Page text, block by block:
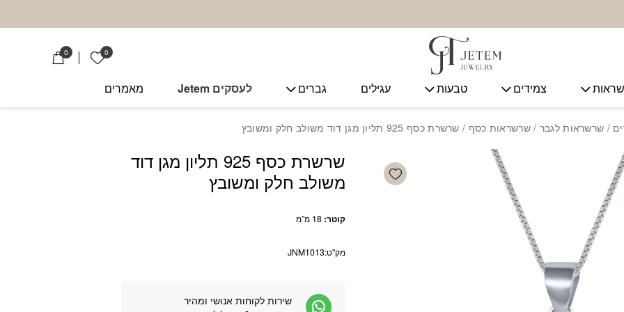
0 הרשימה שלי
0
צמידים טבעות עגילים גברים לעסקים Jetem מאמרים
/ שרשראות לגבר /שרשראות כסף / שרשרת כסף 925 תליון מגן דוד משולב חלק ומשובץ
שרשרת כסף 925 תליון מגן דוד
משולב חלק ומשובץ
קוטר:
מק"ט:JNM1013
שירות לקוחות אנושי ומהיר
Add wishlist